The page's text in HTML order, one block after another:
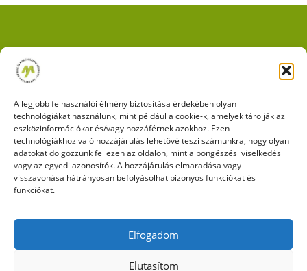
A legjobb felhasználói élmény biztosítása érdekében olyan
technológiákat használunk, mint például a cookie-k, amelyek tárolják az
eszközinformációkat és/vagy hozzáférnek azokhoz. Ezen
technológiákhoz való hozzájárulás lehetővé teszi számunkra, hogy olyan
adatokat dolgozzunk fel ezen az oldalon, mint a böngészési viselkedés
vagy az egyedi azonosítók. A hozzájárulás elmaradása vagy
visszavonása hátrányosan befolyásolhat bizonyos funkciókat és
funkciókat.
Elfogadom
Elutasítom
KÖVESSEN MINKET A FACEBOOKON IS!